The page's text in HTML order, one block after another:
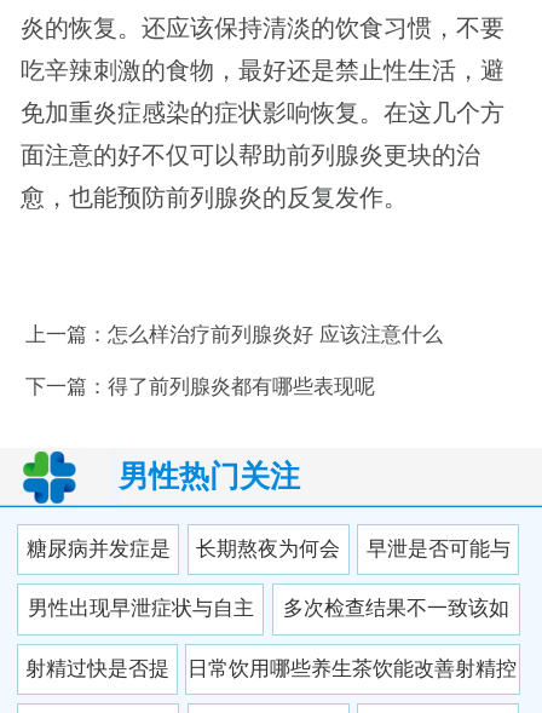
炎的恢复。还应该保持清淡的饮食习惯，不要
吃辛辣刺激的食物，最好还是禁止性生活，避
免加重炎症感染的症状影响恢复。在这几个方
面注意的好不仅可以帮助前列腺炎更块的治
愈，也能预防前列腺炎的反复发作。
上一篇： 怎么样治疗前列腺炎好 应该注意什么
下一篇： 得了前列腺炎都有哪些表现呢
男性热门关注
糖尿病并发症是
否会间接诱发早
泄病理病因
长期熬夜为何会
让男性更易出现
射精过快现象
早泄是否可能与
生活习惯和心理
压力有关
男性出现早泄症状与自主
神经功能有关吗
多次检查结果不一致该如
何正确判断
射精过快是否提 日常饮用哪些养生茶饮能改善射精控